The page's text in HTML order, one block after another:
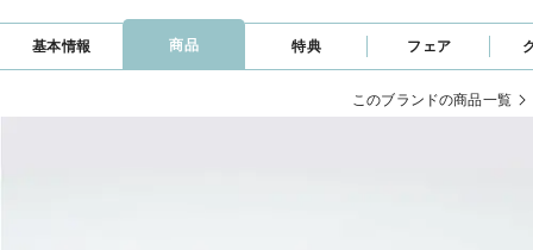
基本情報 商品 特典 フェア
このブランドの商品一覧